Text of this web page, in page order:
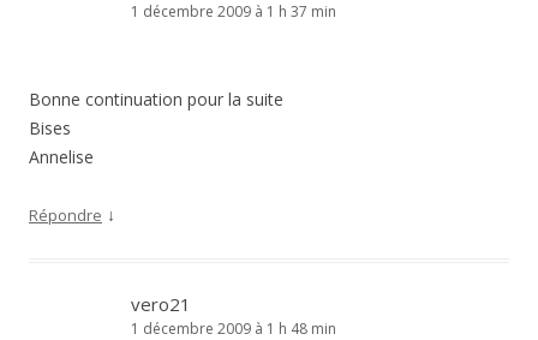
1 décembre 2009 à 1 h 37 min
Bonne continuation pour la suite
Bises
Annelise
Répondre ↓
vero21
1 décembre 2009 à 1 h 48 min